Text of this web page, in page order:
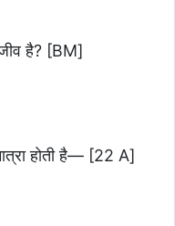
है? [BM]
होती है— [22 A]